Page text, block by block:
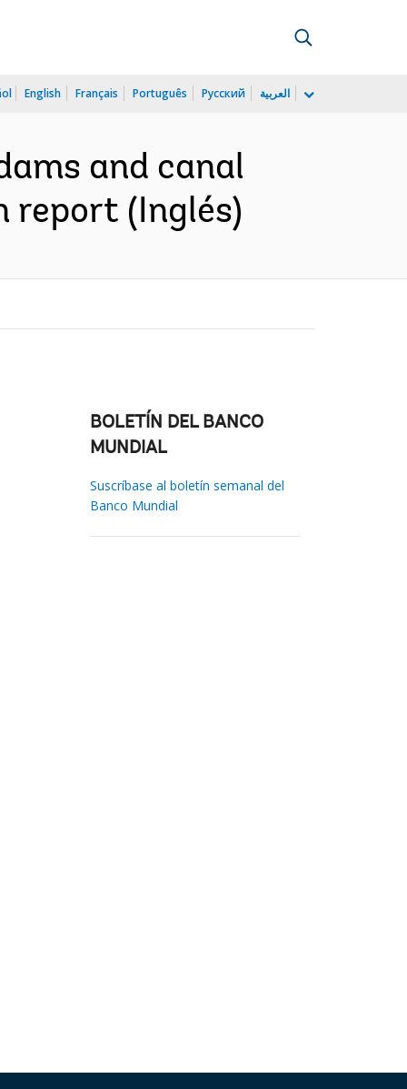
English Français Português Русский العربية
and canal
report (Inglés)
BOLETÍN DEL BANCO
MUNDIAL
Suscríbase al boletín semanal del
Banco Mundial